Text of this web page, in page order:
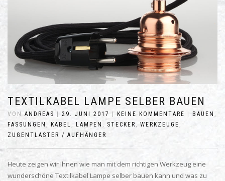
TEXTILKABEL LAMPE SELBER BAUEN
VONANDREAS 29. JUNI 2017 KEINE KOMMENTARE BAUEN ,
FASSUNGEN , KABEL , LAMPEN , STECKER , WERKZEUGE ,
ZUGENTLASTER / AUFHÄNGER
Heute zeigen wir Ihnen wie man mit dem richtigen Werkzeug eine
wunderschöne Textilkabel Lampe selber bauen kann und was zu